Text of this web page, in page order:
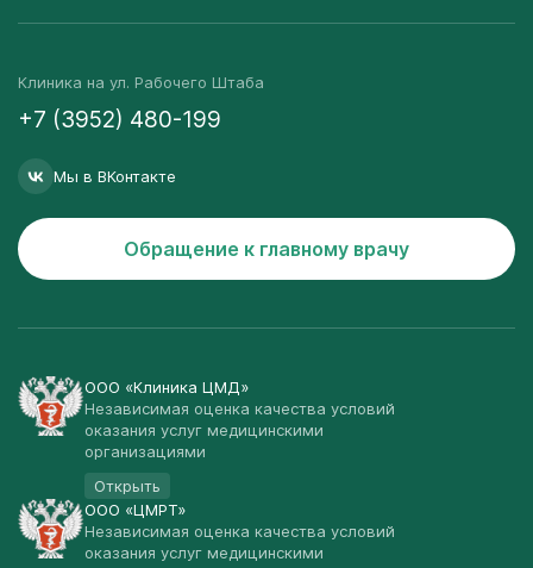
Клиника на ул. Рабочего Штаба
+7 (3952) 480-199
Мы в ВКонтакте
Обращение к главному врачу
ООО «Клиника ЦМД»
Независимая оценка качества условий
оказания услуг медицинскими
организациями
Открыть
ООО «ЦМРТ»
Независимая оценка качества условий
оказания услуг медицинскими